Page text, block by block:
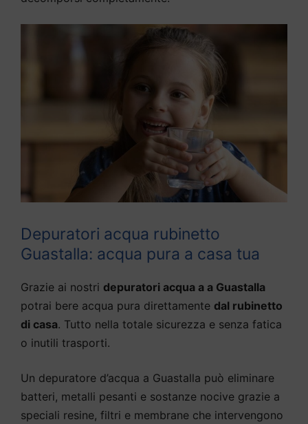
Depuratori acqua rubinetto
Guastalla: acqua pura a casa tua
Grazie ai nostri depuratori acqua a a Guastalla
potrai bere acqua pura direttamente dal rubinetto
di casa. Tutto nella totale sicurezza e senza fatica
o inutili trasporti.
Un depuratore d’acqua a Guastalla può eliminare
batteri, metalli pesanti e sostanze nocive grazie a
speciali resine, filtri e membrane che intervengono